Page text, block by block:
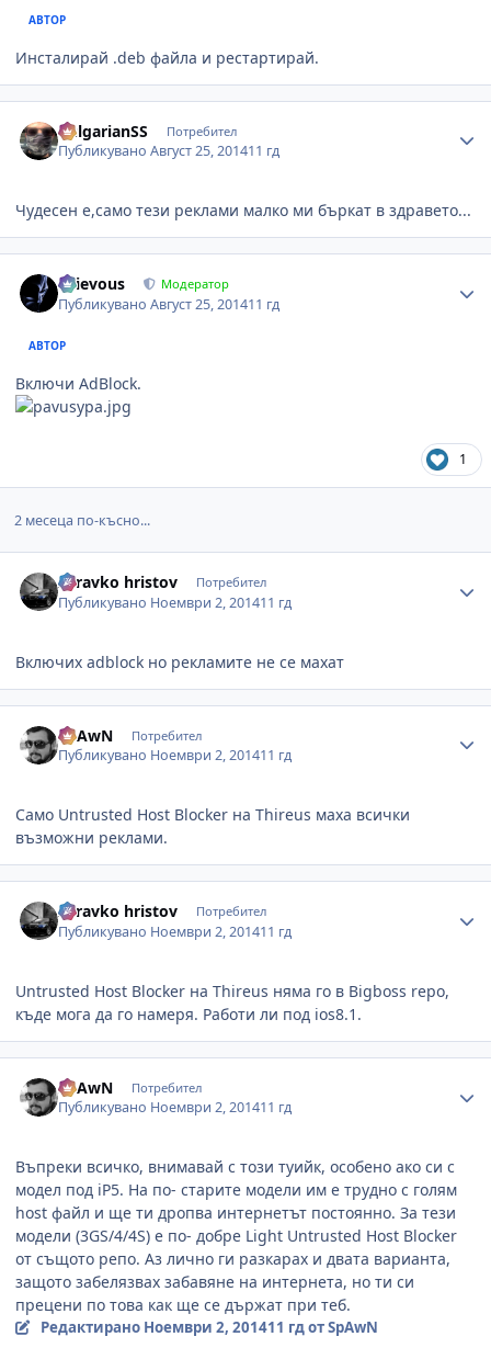
АВТОР
Инсталирай .deb файла и рестартирай.
BulgarianSS Потребител
ПубликуваноАвгуст 25, 201411 гд
Чудесен е,само тези реклами малко ми бъркат в здравето...
Grievous Модератор
ПубликуваноАвгуст 25, 201411 гд
АВТОР
Включи AdBlock.
1
2 месеца по-късно...
zdravko hristov Потребител
Публикувано Ноември 2, 201411 гд
Включих adblock но рекламите не се махат
SpAwN Потребител
Публикувано Ноември 2, 201411 гд
Само Untrusted Host Blocker на Thireus маха всички
възможни реклами.
zdravko hristov Потребител
Публикувано Ноември 2, 201411 гд
Untrusted Host Blocker на Thireus няма го в Bigboss repo,
къде мога да го намеря. Работи ли под ios8.1.
SpAwN Потребител
Публикувано Ноември 2, 201411 гд
Въпреки всичко, внимавай с този туийк, особено ако си с
модел под iP5. На по- старите модели им е трудно с голям
host файл и ще ти дропва интернетът постоянно. За тези
модели (3GS/4/4S) е по- добре Light Untrusted Host Blocker
от същото репо. Аз лично ги разкарах и двата варианта,
защото забелязвах забавяне на интернета, но ти си
прецени по това как ще се държат при теб.
Редактирано Ноември 2, 201411 гдот SpAwN